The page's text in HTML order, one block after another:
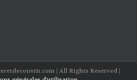
| All Rights Reserved |